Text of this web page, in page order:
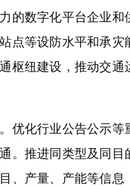
的数字化平台企业和
点等设防水平和承灾
枢纽建设，推动交通
优化行业公告公示等
。推进同类型及同目
、产量、产能等信息